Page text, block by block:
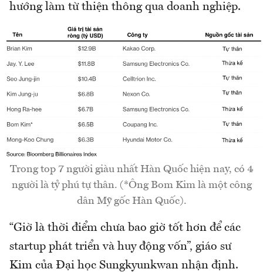
hướng làm từ thiện thông qua doanh nghiệp.
Trong top 7 người giàu nhất Hàn Quốc hiện nay, có 4
người là tỷ phú tự thân. (*Ông Bom Kim là một công
dân Mỹ gốc Hàn Quốc).
“Giờ là thời điểm chưa bao giờ tốt hơn để các
startup phát triển và huy động vốn”, giáo sư
Kim của Đại học Sungkyunkwan nhận định.